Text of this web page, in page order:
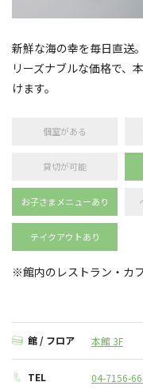
新鮮な海の幸を毎日直送。
リーズナブルな価格で、
けます。
個室がある
貸切が可能
お子さまメニューあり
テイクアウトあり
※館内のレストラン・カ
館 / フロア 本館 3F
TEL 04-7156-